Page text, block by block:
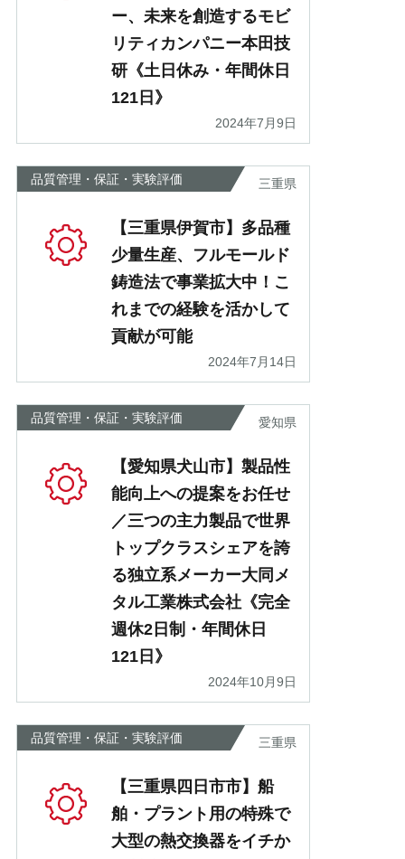
ー、未来を創造するモビ
リティカンパニー本田技
研《土日休み・年間休日
121日》
2024年7月9日
品質管理・保証・実験評価 三重県
【三重県伊賀市】多品種
少量生産、フルモールド
鋳造法で事業拡大中！こ
れまでの経験を活かして
貢献が可能
2024年7月14日
品質管理・保証・実験評価 愛知県
【愛知県犬山市】製品性
能向上への提案をお任せ
／三つの主力製品で世界
トップクラスシェアを誇
る独立系メーカー大同メ
タル工業株式会社《完全
週休2日制・年間休日
121日》
2024年10月9日
品質管理・保証・実験評価 三重県
【三重県四日市市】船
舶・プラント用の特殊で
大型の熱交換器をイチか